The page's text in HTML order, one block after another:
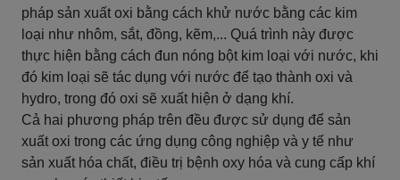
pháp sản xuất oxi bằng cách khử nước bằng các kim
loại như nhôm, sắt, đồng, kẽm,... Quá trình này được
thực hiện bằng cách đun nóng bột kim loại với nước, khi
đó kim loại sẽ tác dụng với nước để tạo thành oxi và
hydro, trong đó oxi sẽ xuất hiện ở dạng khí.
Cả hai phương pháp trên đều được sử dụng để sản
xuất oxi trong các ứng dụng công nghiệp và y tế như
sản xuất hóa chất, điều trị bệnh oxy hóa và cung cấp khí